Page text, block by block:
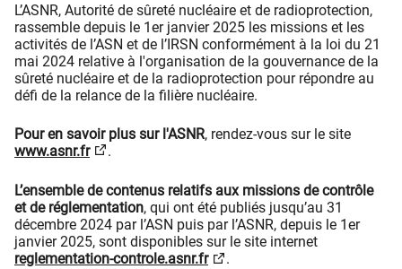
L’ASNR, Autorité de sûreté nucléaire et de radioprotection,
rassemble depuis le 1er janvier 2025 les missions et les
activités de l’ASN et de l’IRSN conformément à la loi du 21
mai 2024 relative à l'organisation de la gouvernance de la
sûreté nucléaire et de la radioprotection pour répondre au
défi de la relance de la filière nucléaire.
Pour en savoir plus sur l'ASNR, rendez-vous sur le site
www.asnr.fr
.
L’ensemble de contenus relatifs aux missions de contrôle
et de réglementation, qui ont été publiés jusqu’au 31
décembre 2024 par l’ASN puis par l’ASNR, depuis le 1er
janvier 2025, sont disponibles sur le site internet
reglementation-controle.asnr.fr
.